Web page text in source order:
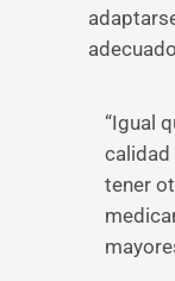
“Igual
calidad
tener